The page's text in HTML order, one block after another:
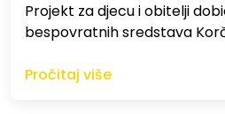
Projekt za djecu i obitelji
bespovratnih sredstava
Pročitaj više